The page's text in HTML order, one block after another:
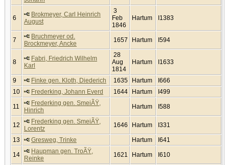
6
Brokmeyer, Carl Heinrich
August
3
Feb
1846
Hartum I1383
7
Bruchmeyer od.
Brockmeyer, Ancke
1657 Hartum I594
8
Fabri, Friedrich Wilhelm
Karl
28
Aug
1814
Hartum I1633
9 Finke gen. Kloth, Diederich 1635 Hartum
I666
10
Frederking, Johann Everd 1644 Hartum I499
11
Frederking gen. SmeiÃŸ,
Hinrich
Hartum I588
12
Frederking gen. SmeiÃŸ,
Lorentz
1646 Hartum I331
13 Gresweg, Trinke Hartum I641
14
Haupman gen. TroÃŸ,
Reinke
1621 Hartum I610